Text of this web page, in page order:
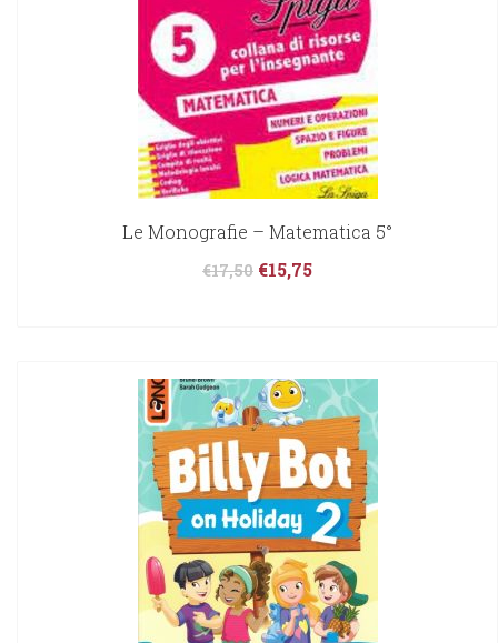
Le Monografie – Matematica 5°
€17,50 €15,75